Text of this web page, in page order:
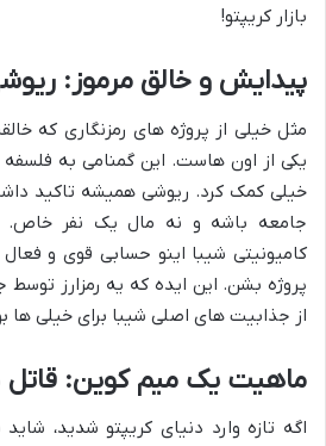
بازار کریپتو!
پیدایش و خالق مرموز:
مثل خیلی از پروژه های رمزنگاری که
یکی از اون هاست. این گمنامی به فلسفه
خیلی کمک کرد. ریوشی همیشه تاکید
جامعه باشه و نه مال یک نفر خاص.
کامیونیتی شیبا اینو حسابی قوی و
پروژه بشن. این ایده که یه رمزارز
از جذابیت های اصلی شیبا برای خیلی ها
ماهیت یک میم کوین: قاتل
اگه تازه وارد دنیای کریپتو شدید،